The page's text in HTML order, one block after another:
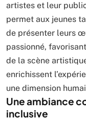
artistes et leur
permet aux jeunes
de présenter leurs
passionné,
de la scène
enrichissent
une dimension
Une ambiance
inclusive